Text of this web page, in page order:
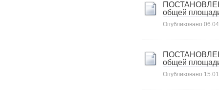
общей площади
Опубликовано
общей площади
Опубликовано